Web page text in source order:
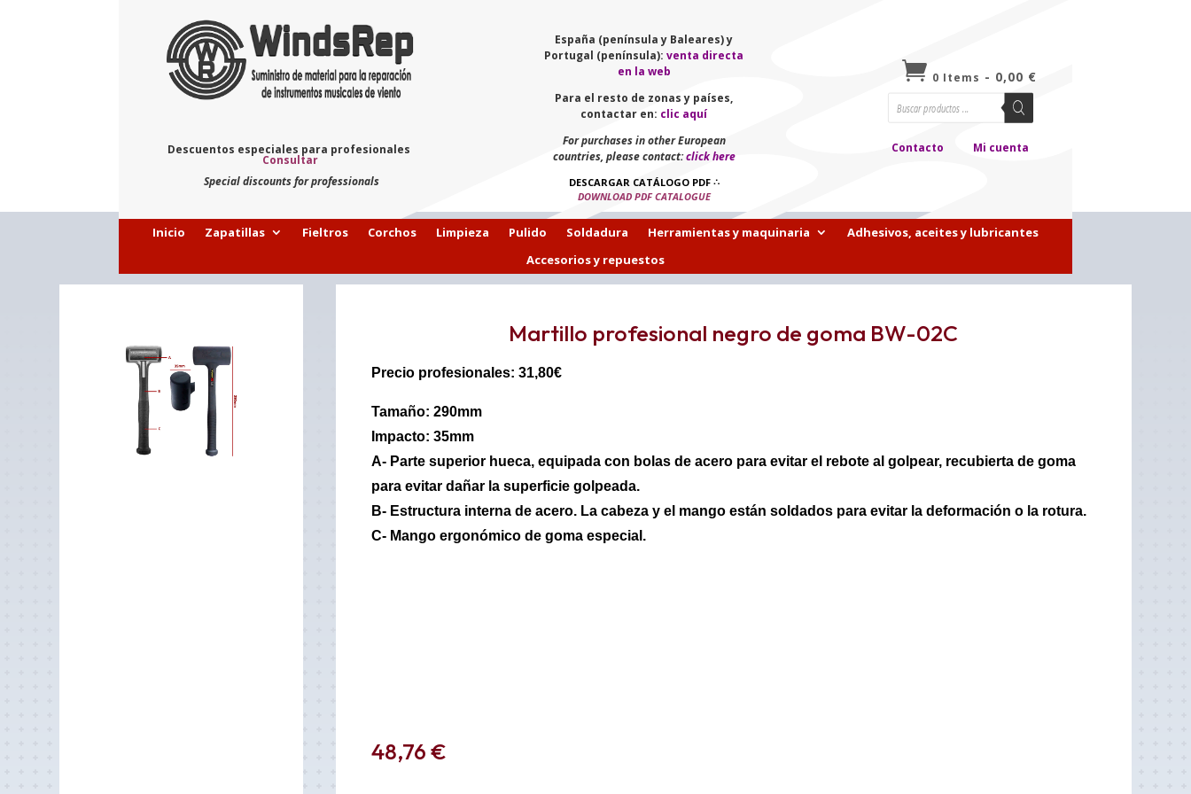
Descuentos especiales para profesionales
Consultar
Special discounts for professionals
España (península y Baleares) y
Portugal (península):venta directa
en la web
Para el resto de zonas y países,
contactar en: clic aquí
For purchases in other European
countries, please contact:click here
DESCARGAR CATÁLOGO PDF ∴
DOWNLOAD PDF CATALOGUE
 0 Items - 0,00 €
Búsqueda
de
productos
Contacto Mi cuenta
Inicio Zapatillas Fieltros Corchos Limpieza Pulido Soldadura Herramientas y maquinaria
Adhesivos, aceites y lubricantes
Accesorios y repuestos
Martillo profesional negro de goma BW-02C
Precio profesionales: 31,80€
Tamaño: 290mm
Impacto: 35mm
A-Parte superior hueca, equipada con bolas de acero para evitar el rebote al golpear, recubierta de goma
para evitar dañar la superficie golpeada.
B-Estructura interna de acero. La cabeza y el mango están soldados para evitar la deformación o la rotura.
C-Mango ergonómico de goma especial.
48,76€